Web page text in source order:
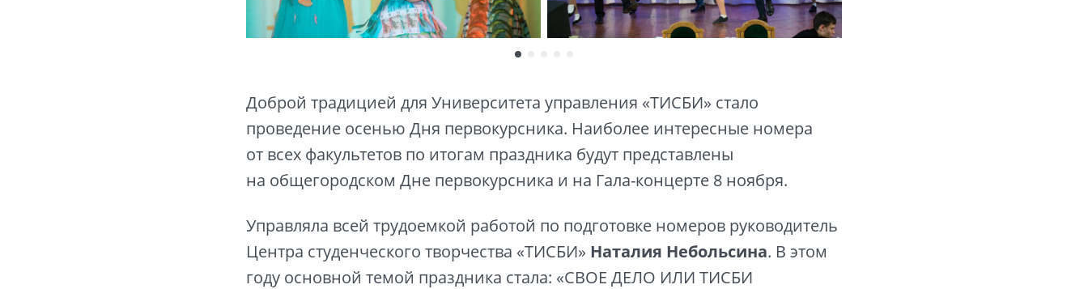
Доброй традицией для Университета управления «ТИСБИ» стало
проведение осенью Дня первокурсника. Наиболее интересные номера
от всех факультетов по итогам праздника будут представлены
на общегородском Дне первокурсника и на Гала-концерте 8 ноября.
Управляла всей трудоемкой работой по подготовке номеров руководитель
Центра студенческого творчества «ТИСБИ» Наталия Небольсина. В этом
году основной темой праздника стала: «СВОЕ ДЕЛО ИЛИ ТИСБИ